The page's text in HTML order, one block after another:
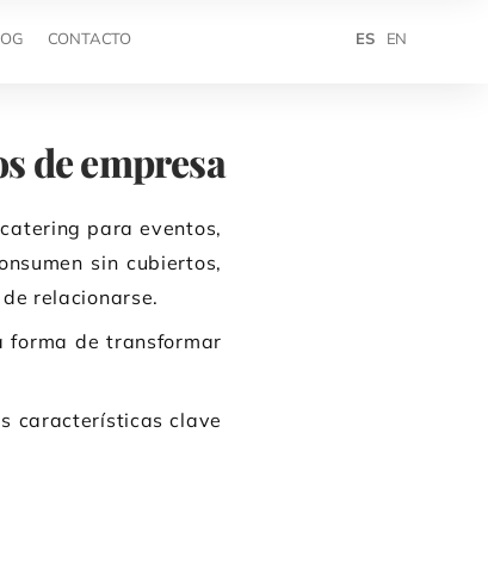
CONTACTO ES EN
de empresa
para eventos,
sin cubiertos,
relacionarse.
forma de transformar
características clave